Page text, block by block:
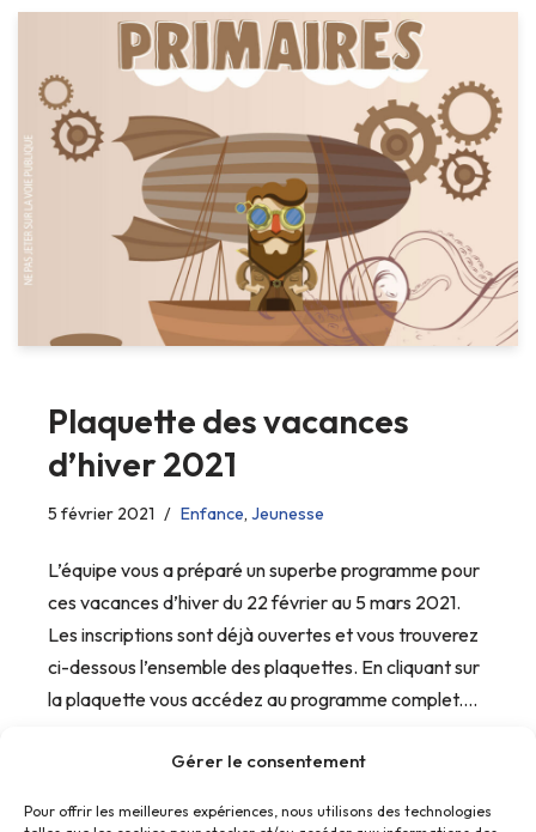
Gérer le consentement
Pour offrir les meilleures expériences, nous utilisons des technologies
Plaquette des vacances
d’hiver 2021
5 février 2021 Enfance, Jeunesse
L’équipe vous a préparé un superbe programme pour
ces vacances d’hiver du 22 février au 5 mars 2021.
Les inscriptions sont déjà ouvertes et vous trouverez
ci-dessous l’ensemble des plaquettes. En cliquant sur
la plaquette vous accédez au programme complet.…